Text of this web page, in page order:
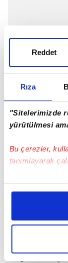
Rıza
"Sitelerimizde
yürütülmesi
Bu çerezler,
tanımlayarak
Bu çerezlere
daha iyi reklam
amacımızın
elimizden gelen
Reddet
Handan,
olduğunu
Doğa ve